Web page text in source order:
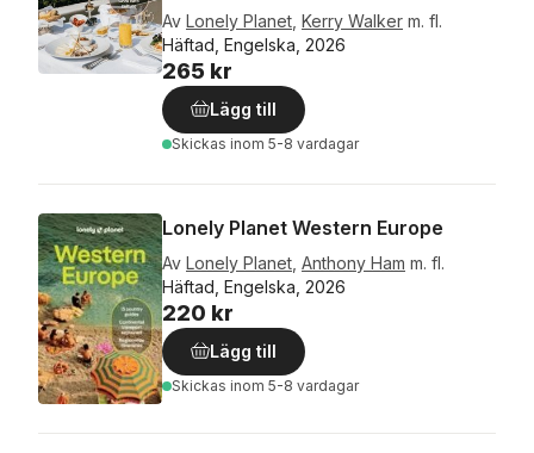
Av Lonely Planet Kerry Walker m. fl.
Häftad, Engelska, 2026
265 kr
Lägg till
Skickas inom 5-8 vardagar
Lonely Planet Western Europe
Av Lonely Planet Anthony Ham m. fl.
Häftad, Engelska, 2026
220 kr
Lägg till
Skickas inom 5-8 vardagar